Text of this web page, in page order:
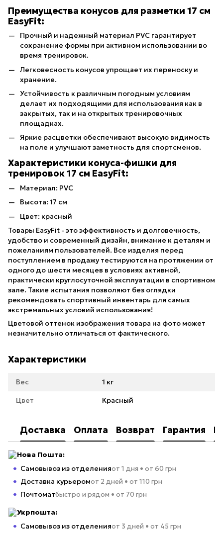
Преимущества конусов для разметки 17 см
EasyFit:
Прочный и надежный материал PVC гарантирует
сохранение формы при активном использовании во
время тренировок.
Легковесность конусов упрощает их переноску и
хранение.
Устойчивость к различным погодным условиям
делает их подходящими для использования как в
закрытых, так и на открытых тренировочных
площадках.
Яркие расцветки обеспечивают высокую видимость
на поле и улучшают заметность для спортсменов.
Характеристики конуса-фишки для
тренировок 17 см EasyFit:
Материал: PVC
Высота: 17 см
Цвет: красный
Товары EasyFit - это эффективность и долговечность,
удобство и современный дизайн, внимание к деталям и
пожеланиям пользователей. Все изделия перед
поступлением в продажу тестируются на протяжении от
одного до шести месяцев в условиях активной,
практически круглосуточной эксплуатации в спортивном
зале. Такие испытания позволяют без оглядки
рекомендовать спортивный инвентарь для самых
экстремальных условий использования!
Цветовой оттенок изображения товара на фото может
незначительно отличаться от фактического.
Характеристики
Вес 1 кг
Цвет Красный
Доставка Оплата Возврат Гарантия
Нова Пошта:
Самовывоз из отделенияот 1 дня • от 60 грн
Доставка курьеромот 2 дней • от 110 грн
Почтоматбыстро и рядом • от 70 грн
Укрпошта:
Самовывоз из отделенияот 3 дней • от 45 грн